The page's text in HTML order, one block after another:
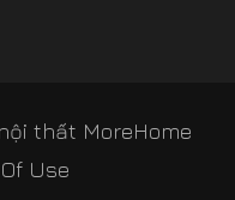
thất MoreHome
Use